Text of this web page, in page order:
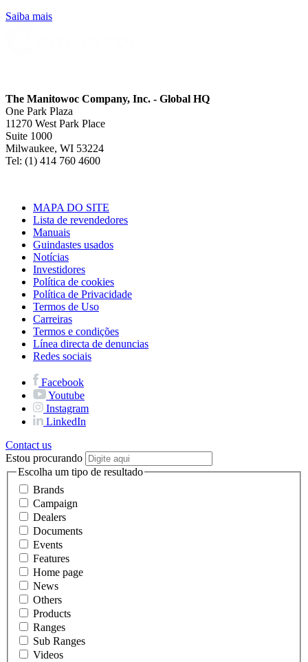
Saiba mais
The Manitowoc Company, Inc. - Global HQ
One Park Plaza
11270 West Park Place
Suite 1000
Milwaukee, WI 53224
Tel: (1) 414 760 4600
MAPA DO SITE
Lista de revendedores
Manuais
Guindastes usados
Notícias
Investidores
Política de cookies
Política de Privacidade
Termos de Uso
Carreiras
Termos e condições
Línea directa de denuncias
Redes sociais
Facebook
Youtube
Instagram
LinkedIn
Contact us
Estou procurando
Escolha um tipo de resultado
Brands
Campaign
Dealers
Documents
Events
Features
Home page
News
Others
Products
Ranges
Sub Ranges
Videos